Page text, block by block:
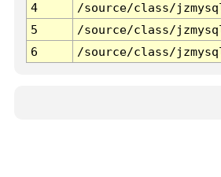
4
/source/class/
5
/source/class/
6
/source/class/